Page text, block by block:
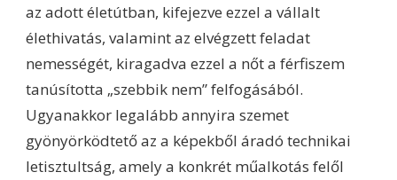
az adott életútban, kifejezve ezzel a vállalt
élethivatás, valamint az elvégzett feladat
nemességét, kiragadva ezzel a nőt a férfiszem
tanúsította „szebbik nem” felfogásából.
Ugyanakkor legalább annyira szemet
gyönyörködtető az a képekből áradó technikai
letisztultság, amely a konkrét műalkotás felől